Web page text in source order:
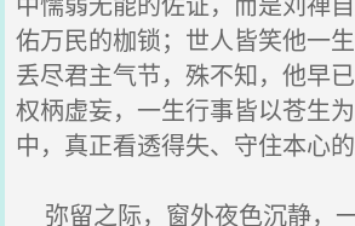
佑万民的枷锁；世人皆笑他一生
丢尽君主气节，殊不知，他早已
权柄虚妄，一生行事皆以苍生
中，真正看透得失、守住本心的
弥留之际，窗外夜色沉静，